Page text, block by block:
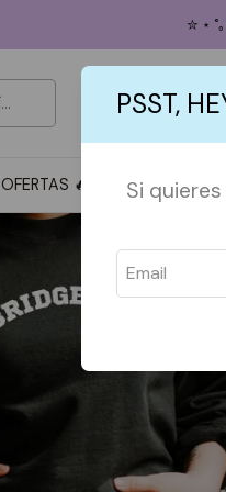
PSST,
Si
OFERTAS 🔥 TOTE BAGS
✮ ⋆ ˚